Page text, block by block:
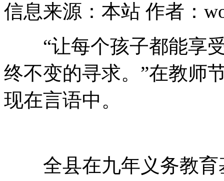
信息来源：本站 作者：
“让每个孩子都能享受
终不变的寻求。”在教师
现在言语中。
全县在九年义务教育